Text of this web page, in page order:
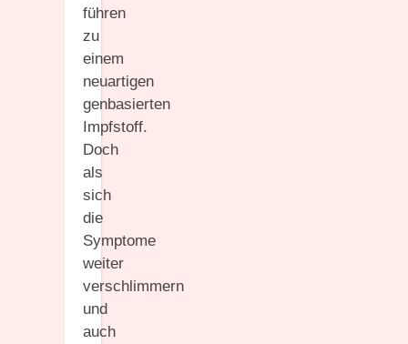
führen
zu
einem
neuartigen
genbasierten
Impfstoff.
Doch
als
sich
die
Symptome
weiter
verschlimmern
und
auch